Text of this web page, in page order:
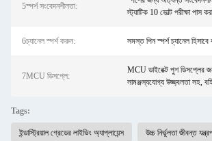
5স্পর্শ সংবেদনশীলতা:
স্ট্যাটিক 10 ভোল্ট পরীক্ষা পাস
6চ্যানেল স্পর্শ করুন: সমস্ত পিন স্পর্শ চ্যানেল হিসাবে
7MCU ডিসপ্লে:
MCU ডাইরেক্ট পুশ ডিসপ্লের
সামঞ্জস্যযোগ্য উজ্জ্বলতা সহ,
Tags:
ইন্ডাস্ট্রিয়াল গ্রেডের লাইভিং অ্যাপ্লায়েন্স উচ্চ নির্ভুলতা জীবন্ত